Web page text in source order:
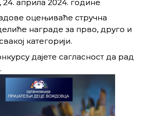
априла 2024. године
оцењиваће стручна
награде за прво, друго и
категорији.
дајете сагласност да рад